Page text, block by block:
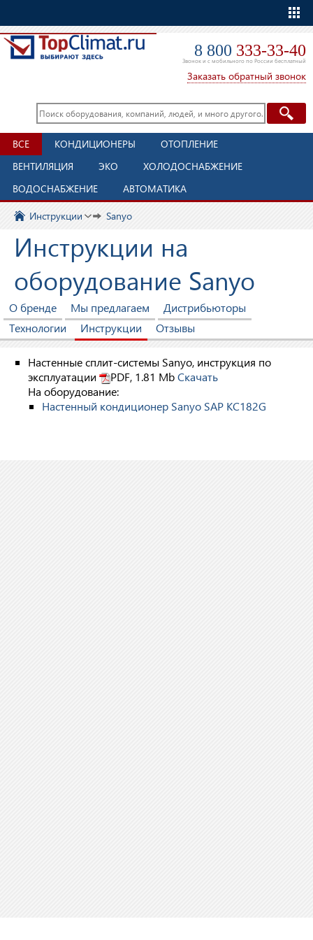
8 800 333-33-40
Звонок и с мобильного по России бесплатный
Заказать обратный звонок
ВСЕ КОНДИЦИОНЕРЫ
ОТОПЛЕНИЕ
ВЕНТИЛЯЦИЯ
ЭКО
ХОЛОДОСНАБЖЕНИЕ
ВОДОСНАБЖЕНИЕ
АВТОМАТИКА
Инструкции Sanyo
Инструкции на
оборудование Sanyo
О бренде Мы предлагаем
Дистрибьюторы
Технологии
Инструкции Отзывы
Настенные сплит-системы Sanyo, инструкция по
эксплуатации
PDF, 1.81 MbСкачать
На оборудование:
Настенный кондиционер Sanyo SAP KC182G